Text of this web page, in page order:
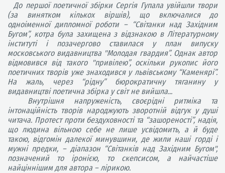
До першої поетичної збірки Сергія Гупала увійшли твори
(за винятком кількох віршів), що включалися до
одноіменної дипломної роботи – “Світанки над Західним
Бугом”, котра була захищена з відзнакою в Літературному
інституті і позачергово ставилася у план випуску
московського видавництва "Молодая гвардия”. Однак автор
відмовився від такого "привілею”, оскільки рукопис його
поетичних творів уже знаходився у львівському “Каменярі”.
На жаль, через “рідну” бюрократичну тяганину у
видавництві поетична збірка у світ не вийшла...
Внутрішня напруженість, своєрідні ритміка та
інтонаційність творів народжують зворотній відгук у душі
читача. Протест проти бездуховності та “зашореності”, надія,
що людина вільною себе не лише усвідомить, а й буде
такою, відгомін далекої минувшини, де жили наші горді і
мужні предки, – діапазон “Світанків над Західним Бугом",
позначений то іронією, то скепсисом, а найчастіше
найціннішим для автора – лірикою.